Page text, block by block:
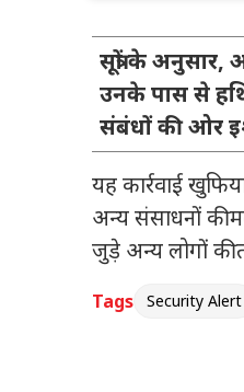
सूत्रों के अनुसार,
उनके पास से
संबंधों की ओर
यह कार्रवाई
अन्य संसाधनों की
जुड़े अन्य लोगों की
Tags Security Alert